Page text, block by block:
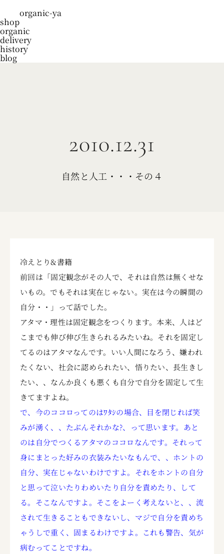
organic-ya
shop
organic
delivery
history
blog
2010.12.31
自然と人工・・・その４
冷えとり&書籍
前回は「固定観念がその人で、それは自然は無くせな
いもの。でもそれは実在じゃない。実在は今の瞬間の
自分・・」って話でした。
アタマ・理性は固定観念をつくります。本来、人はど
こまでも伸び伸び生きられるみたいね。それを固定し
てるのはアタマなんです。いい人間になろう、嫌われ
たくない、社会に認められたい、悟りたい、長生きし
たい、、なんか良くも悪くも自分で自分を固定して生
きてますよね。
で、今のココロってのはﾜﾀｼの場合、目を閉じれば笑
みが湧く、、たぶんそれかな?、って思います。あと
のは自分でつくるアタマのココロなんです。それって
身にまとった好みの衣装みたいなもんで、、ホントの
自分、実在じゃないわけですよ。それをホントの自分
と思って泣いたりわめいたり自分を責めたり、して
る。そこなんですよ。そこをよーく考えないと、、流
されて生きることもできないし、マジで自分を責めち
ゃうしで重く、固まるわけですよ。これも警告、気が
病むってことですね。